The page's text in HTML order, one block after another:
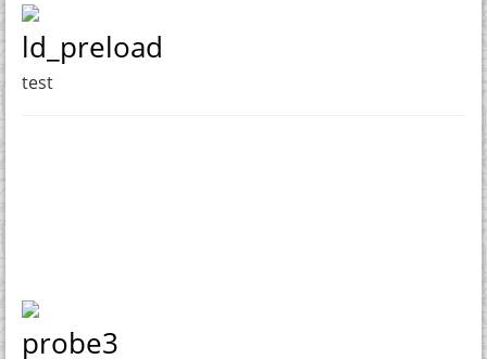
ld_preload
test
probe3